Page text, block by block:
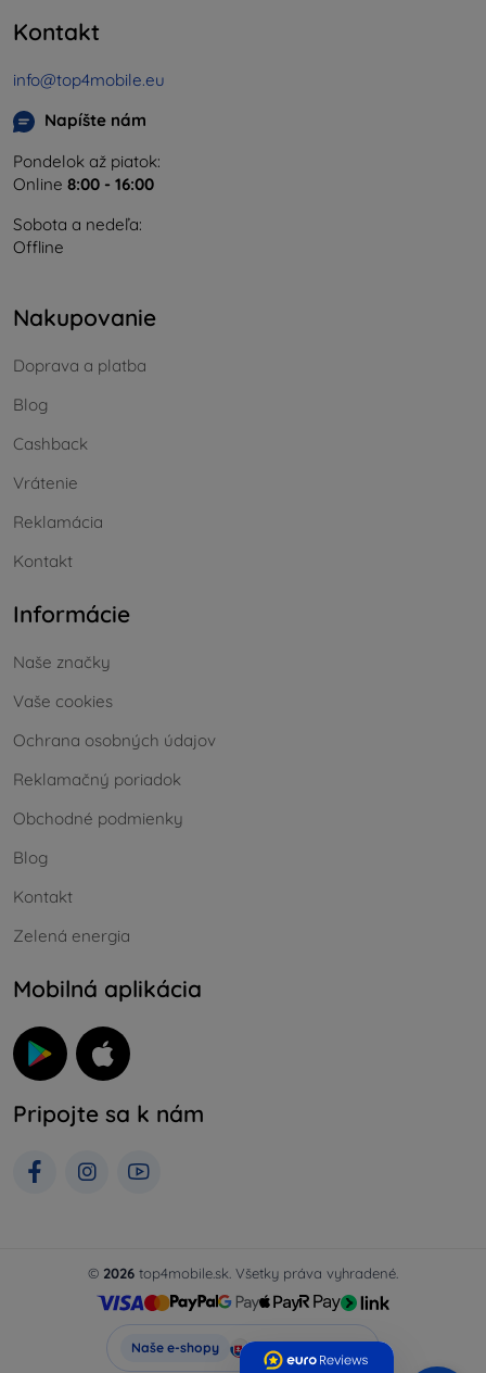
Kontakt
info@top4mobile.eu
Napíšte nám
Pondelok až piatok:
Online 8:00 - 16:00
Sobota a nedeľa:
Offline
Nakupovanie
Doprava a platba
Blog
Cashback
Vrátenie
Reklamácia
Kontakt
Informácie
Naše značky
Vaše cookies
Ochrana osobných údajov
Reklamačný poriadok
Obchodné podmienky
Blog
Kontakt
Zelená energia
Mobilná aplikácia
Pripojte sa k nám
© 2026 top4mobile.sk. Všetky práva vyhradené.
Naše e-shopy Top4Mobile.sk